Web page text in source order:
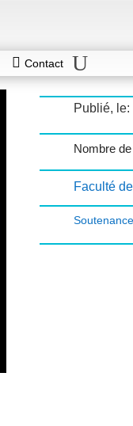
Contact
Publié,
Nombre
Faculté